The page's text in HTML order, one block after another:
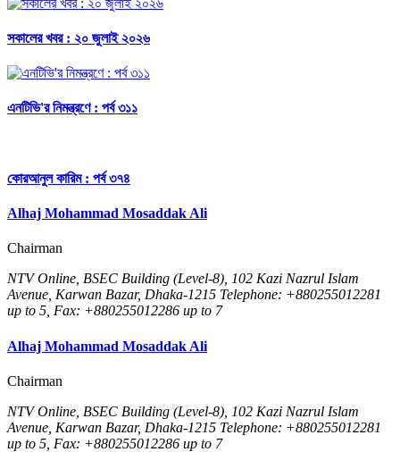
সকালের খবর : ২০ জুলাই ২০২৬
এনটিভি'র নিমন্ত্রণে : পর্ব ৩১১
কোরআনুল কারিম : পর্ব ৩৭৪
Alhaj Mohammad Mosaddak Ali
Chairman
NTV Online, BSEC Building (Level-8), 102 Kazi Nazrul Islam
Avenue, Karwan Bazar, Dhaka-1215 Telephone: +880255012281
up to 5, Fax: +880255012286 up to 7
Alhaj Mohammad Mosaddak Ali
Chairman
NTV Online, BSEC Building (Level-8), 102 Kazi Nazrul Islam
Avenue, Karwan Bazar, Dhaka-1215 Telephone: +880255012281
up to 5, Fax: +880255012286 up to 7